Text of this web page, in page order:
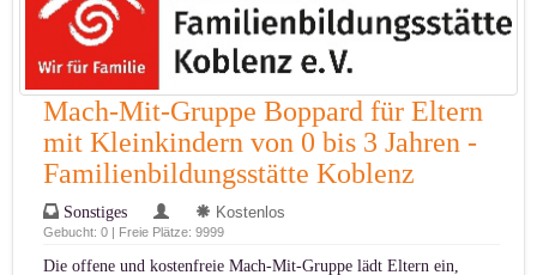
Mach-Mit-Gruppe Boppard für Eltern
mit Kleinkindern von 0 bis 3 Jahren -
Familienbildungsstätte Koblenz
Sonstiges Kostenlos
Gebucht: 0 | Freie Plätze: 9999
Die offene und kostenfreie Mach-Mit-Gruppe lädt Eltern ein,